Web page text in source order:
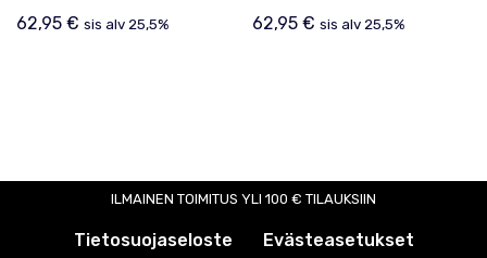
62,95 € sis alv 25,5% 62,95€ sis alv 25,5%
ILMAINEN TOIMITUS YLI 100 € TILAUKSIIN
Tietosuojaseloste Evästeasetukset